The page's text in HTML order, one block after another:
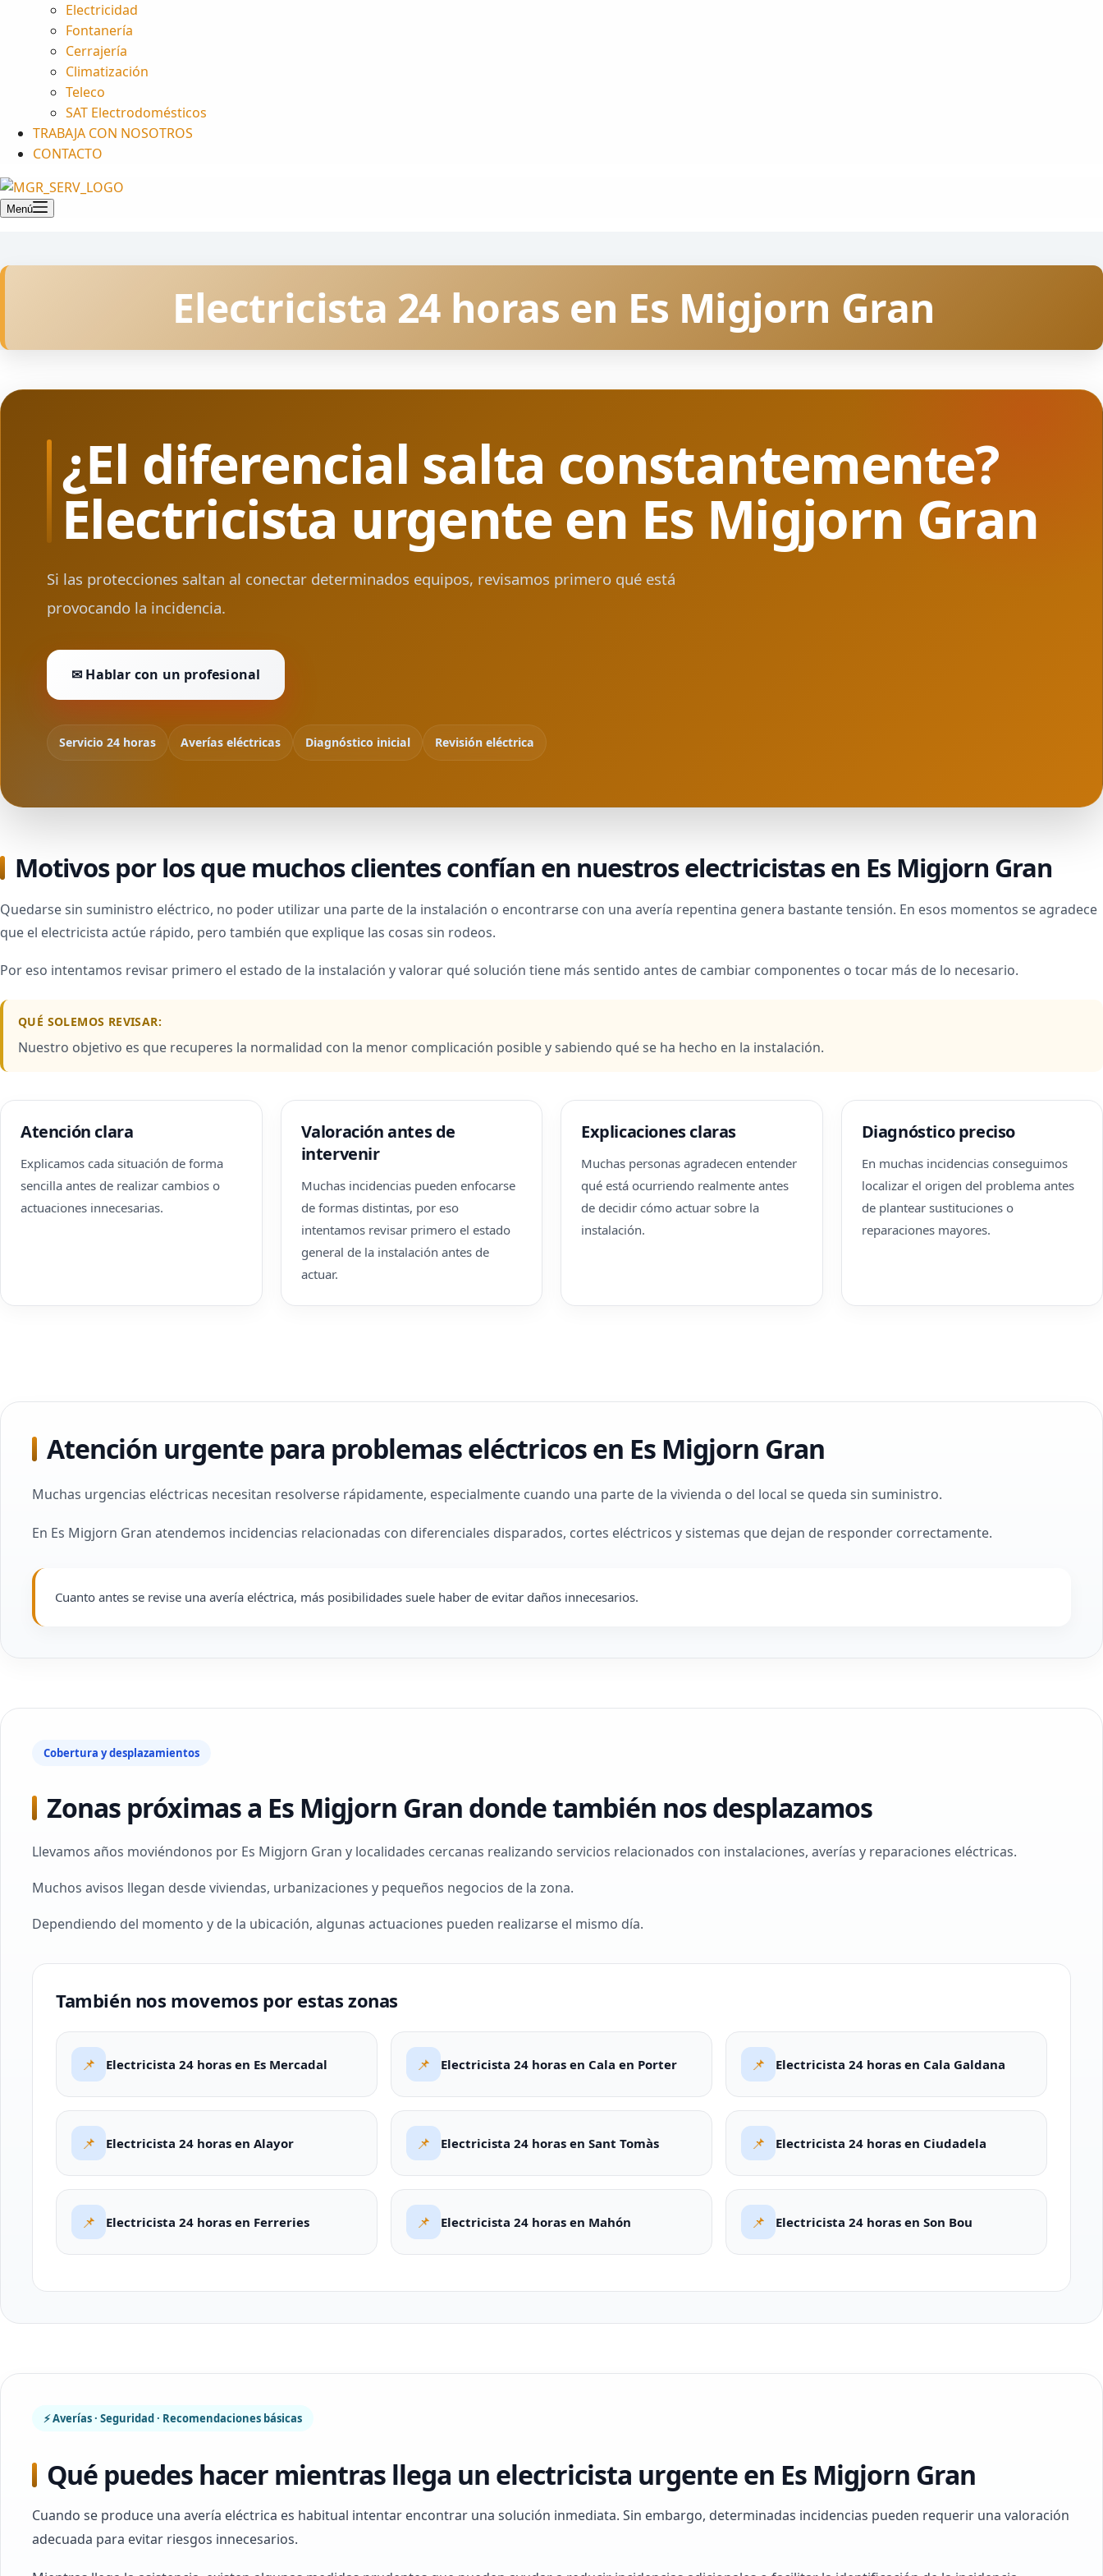
Electricidad
Fontanería
Cerrajería
Climatización
Teleco
SAT Electrodomésticos
TRABAJA CON NOSOTROS
CONTACTO
Menú
Electricista 24 horas en Es Migjorn Gran
¿El diferencial salta constantemente?
Electricista urgente en Es Migjorn Gran
Si las protecciones saltan al conectar determinados equipos, revisamos primero qué está
provocando la incidencia.
✉ Hablar con un profesional
Servicio 24 horas Averías eléctricas Diagnóstico inicial Revisión eléctrica
Motivos por los que muchos clientes confían en nuestros electricistas en Es Migjorn Gran
Quedarse sin suministro eléctrico, no poder utilizar una parte de la instalación o encontrarse con una avería repentina genera bastante tensión. En esos momentos se agradece
que el electricista actúe rápido, pero también que explique las cosas sin rodeos.
Por eso intentamos revisar primero el estado de la instalación y valorar qué solución tiene más sentido antes de cambiar componentes o tocar más de lo necesario.
QUÉ SOLEMOS REVISAR:
Nuestro objetivo es que recuperes la normalidad con la menor complicación posible y sabiendo qué se ha hecho en la instalación.
Atención clara
Explicamos cada situación de forma
sencilla antes de realizar cambios o
actuaciones innecesarias.
Valoración antes de
intervenir
Muchas incidencias pueden enfocarse
de formas distintas, por eso
intentamos revisar primero el estado
general de la instalación antes de
actuar.
Explicaciones claras
Muchas personas agradecen entender
qué está ocurriendo realmente antes
de decidir cómo actuar sobre la
instalación.
Diagnóstico preciso
En muchas incidencias conseguimos
localizar el origen del problema antes
de plantear sustituciones o
reparaciones mayores.
Atención urgente para problemas eléctricos en Es Migjorn Gran
Muchas urgencias eléctricas necesitan resolverse rápidamente, especialmente cuando una parte de la vivienda o del local se queda sin suministro.
En Es Migjorn Gran atendemos incidencias relacionadas con diferenciales disparados, cortes eléctricos y sistemas que dejan de responder correctamente.
Cuanto antes se revise una avería eléctrica, más posibilidades suele haber de evitar daños innecesarios.
Cobertura y desplazamientos
Zonas próximas a Es Migjorn Gran donde también nos desplazamos
Llevamos años moviéndonos por Es Migjorn Gran y localidades cercanas realizando servicios relacionados con instalaciones, averías y reparaciones eléctricas.
Muchos avisos llegan desde viviendas, urbanizaciones y pequeños negocios de la zona.
Dependiendo del momento y de la ubicación, algunas actuaciones pueden realizarse el mismo día.
También nos movemos por estas zonas
📌 Electricista 24 horas en Es Mercadal 📌 Electricista 24 horas en Cala en Porter 📌 Electricista 24 horas en Cala Galdana
📌 Electricista 24 horas en Alayor 📌 Electricista 24 horas en Sant Tomàs 📌 Electricista 24 horas en Ciudadela
📌 Electricista 24 horas en Ferreries 📌 Electricista 24 horas en Mahón 📌 Electricista 24 horas en Son Bou
⚡ Averías · Seguridad · Recomendaciones básicas
Qué puedes hacer mientras llega un electricista urgente en Es Migjorn Gran
Cuando se produce una avería eléctrica es habitual intentar encontrar una solución inmediata. Sin embargo, determinadas incidencias pueden requerir una valoración
adecuada para evitar riesgos innecesarios.